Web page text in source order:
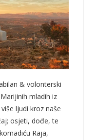
& volonterski
mladih iz
ljudi kroz naše
osjeti, dođe, te
Raja,